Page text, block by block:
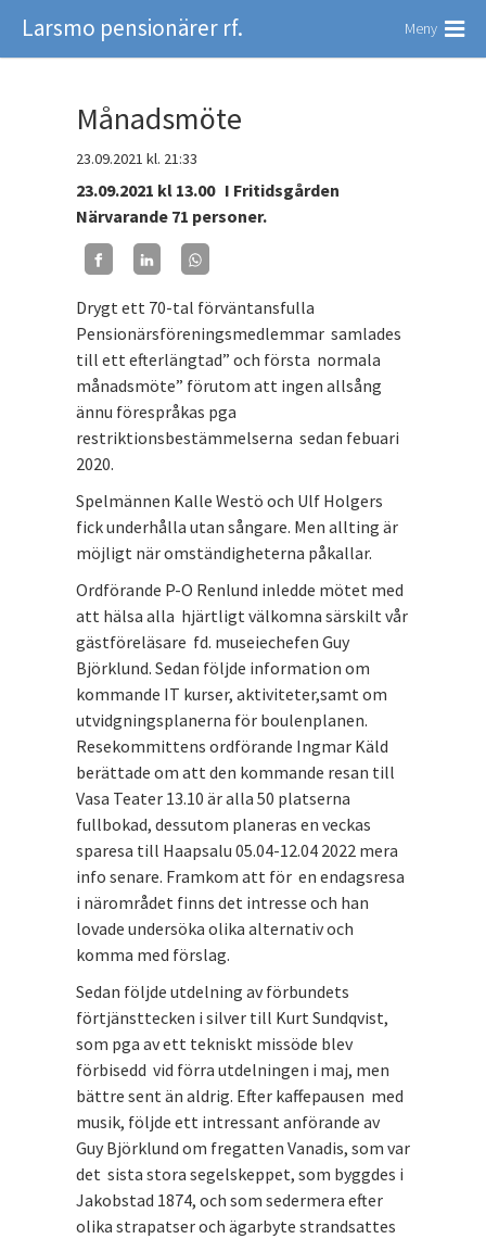
Larsmo pensionärer rf. Meny
Månadsmöte
23.09.2021 kl. 21:33
23.09.2021 kl 13.00 I Fritidsgården
Närvarande 71 personer.
Drygt ett 70-tal förväntansfulla
Pensionärsföreningsmedlemmar samlades
till ett efterlängtad” och första normala
månadsmöte” förutom att ingen allsång
ännu förespråkas pga
restriktionsbestämmelserna sedan febuari
2020.
Spelmännen Kalle Westö och Ulf Holgers
fick underhålla utan sångare. Men allting är
möjligt när omständigheterna påkallar.
Ordförande P-O Renlund inledde mötet med
att hälsa alla hjärtligt välkomna särskilt vår
gästföreläsare fd. museiechefen Guy
Björklund. Sedan följde information om
kommande IT kurser, aktiviteter,samt om
utvidgningsplanerna för boulenplanen.
Resekommittens ordförande Ingmar Käld
berättade om att den kommande resan till
Vasa Teater 13.10 är alla 50 platserna
fullbokad, dessutom planeras en veckas
sparesa till Haapsalu 05.04-12.04 2022 mera
info senare. Framkom att för en endagsresa
i närområdet finns det intresse och han
lovade undersöka olika alternativ och
komma med förslag.
Sedan följde utdelning av förbundets
förtjänsttecken i silver till Kurt Sundqvist,
som pga av ett tekniskt missöde blev
förbisedd vid förra utdelningen i maj, men
bättre sent än aldrig. Efter kaffepausen med
musik, följde ett intressant anförande av
Guy Björklund om fregatten Vanadis, som var
det sista stora segelskeppet, som byggdes i
Jakobstad 1874, och som sedermera efter
olika strapatser och ägarbyte strandsattes